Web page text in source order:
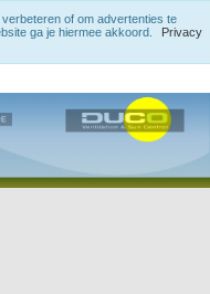
of om advertenties te
ga je hiermee akkoord.
Privacy